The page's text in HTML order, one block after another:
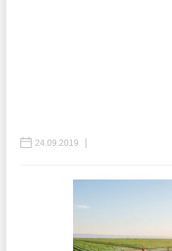
Democrația, independența și
24.09.2019